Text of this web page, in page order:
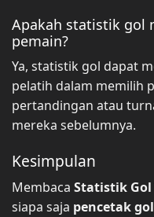
Apakah statistik gol
pemain?
Ya, statistik gol dapat
pelatih dalam memilih
pertandingan atau
mereka sebelumnya.
Kesimpulan
Membaca Statistik Gol
siapa saja pencetak